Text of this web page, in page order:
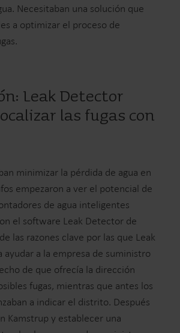
Necesitaban una solución que
a optimizar el proceso de
Leak Detector
las fugas con
minimizar la pérdida de agua en
empezaron a ver el potencial de
de agua inteligentes
el software Leak Detector de
las razones clave por las que Leak
a la empresa de suministro
de que ofrecía la dirección
fugas, mientras que antes los
a indicar el distrito. Después
Kamstrup y establecer una